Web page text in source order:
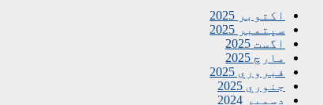
اکتوبر 2025
سپتمبر 2025
اگست 2025
مارچ 2025
فبروري 2025
جنوري 2025
دسمبر 2024